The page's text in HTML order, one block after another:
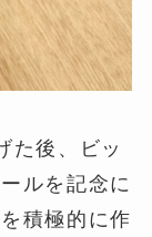
た後、ビッ
ルを記念に
積極的に作